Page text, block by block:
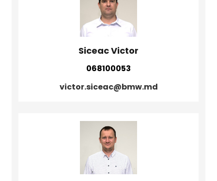
Siceac Victor
068100053
victor.siceac@bmw.md